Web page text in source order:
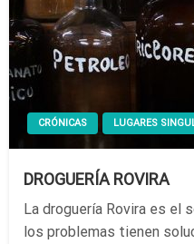
CRÓNICAS LUGARES
DROGUERÍA ROVIRA
La droguería Rovira es el
los problemas tienen